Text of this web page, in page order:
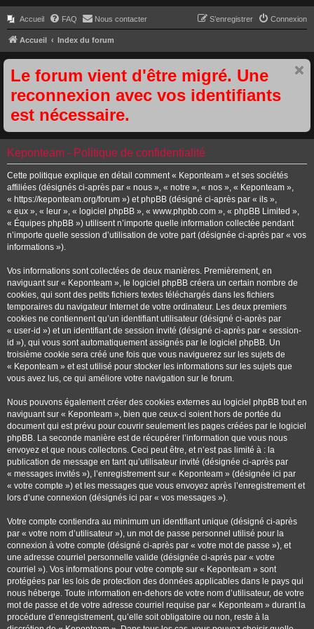
Accueil FAQ Nous contacter Connexion
S’enregistrer
Accueil Index du forum
Le forum vient d'être migré. Une
reconnexion avec vos identifiants
est nécessaire.
Keponteam - Politique de confidentialité
Cette politique explique en détail comment « Keponteam » et ses sociétés
affiliées (désignés ci-après par « nous », « notre », « nos », « Keponteam »,
« https://keponteam.org/forum ») et phpBB (désigné ci-après par « ils »,
« eux », « leur », « logiciel phpBB », « www.phpbb.com », « phpBB Limited »,
« Équipes phpBB ») utilisent n’importe quelle information collectée pendant
n’importe quelle session d’utilisation de votre part (désignée ci-après par « vos
informations »).
Vos informations sont collectées de deux manières. Premièrement, en
naviguant sur « Keponteam », le logiciel phpBB créera un certain nombre de
cookies, qui sont des petits fichiers textes téléchargés dans les fichiers
temporaires du navigateur Internet de votre ordinateur. Les deux premiers
cookies ne contiennent qu’un identifiant utilisateur (désigné ci-après par
« user-id ») et un identifiant de session invité (désigné ci-après par « session-
id »), qui vous sont automatiquement assignés par le logiciel phpBB. Un
troisième cookie sera créé une fois que vous naviguerez sur les sujets de
« Keponteam » et est utilisé pour stocker les informations sur les sujets que
vous avez lus, ce qui améliore votre navigation sur le forum.
Nous pouvons également créer des cookies externes au logiciel phpBB tout en
naviguant sur « Keponteam », bien que ceux-ci soient hors de portée du
document qui est prévu pour couvrir seulement les pages créées par le logiciel
phpBB. La seconde manière est de récupérer l’information que vous nous
envoyez et que nous collectons. Ceci peut être, et n’est pas limité à : la
publication de message en tant qu’utilisateur invité (désignée ci-après par
« messages invités »), l’enregistrement sur « Keponteam » (désignée ici par
« votre compte ») et les messages que vous envoyez après l’enregistrement et
lors d’une connexion (désignés ici par « vos messages »).
Votre compte contiendra au minimum un identifiant unique (désigné ci-après
par « votre nom d’utilisateur »), un mot de passe personnel utilisé pour la
connexion à votre compte (désigné ci-après par « votre mot de passe »), et
une adresse courriel personnelle valide (désignée ci-après par « votre
courriel »). Vos informations pour votre compte sur « Keponteam » sont
protégées par les lois de protection des données applicables dans le pays qui
nous héberge. Toute information en-dehors de votre nom d’utilisateur, de votre
mot de passe et de votre adresse courriel requise par « Keponteam » durant la
procédure d’enregistrement, qu’elle soit obligatoire ou non, reste à la